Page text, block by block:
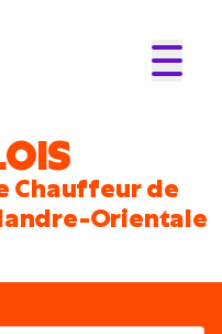
Chauffeur de
Orientale